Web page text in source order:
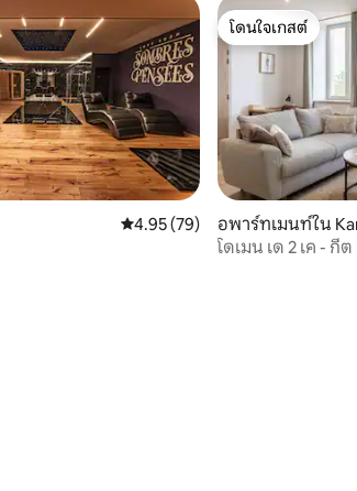
คะแนนเฉลี่ย 4.95 จาก 5, 79 รีวิว
4.95 (79)
โดนใจเกสต์
โดนใจเกสต์
อพาร์ทเมนท์ใน
โดเมน เด 2 เค - กีต